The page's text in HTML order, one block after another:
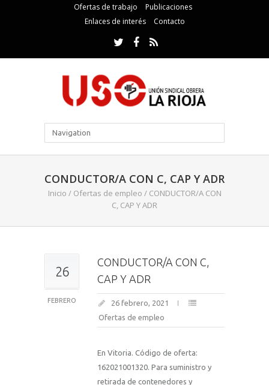
Ofertas de trabajo
Publicaciones
Enlaces de interés
Contacto
CONDUCTOR/A CON C, CAP Y ADR
Inicio / Ofertas de empleo / CONDUCTOR/A CON
C, CAP Y ADR
26
FEBRERO
CONDUCTOR/A CON C,
CAP Y ADR
26 febrero, 2021
Ofertas de empleo
En Vitoria. Código de oferta:
162021001320. Para suministro y
retirada de contenedores y